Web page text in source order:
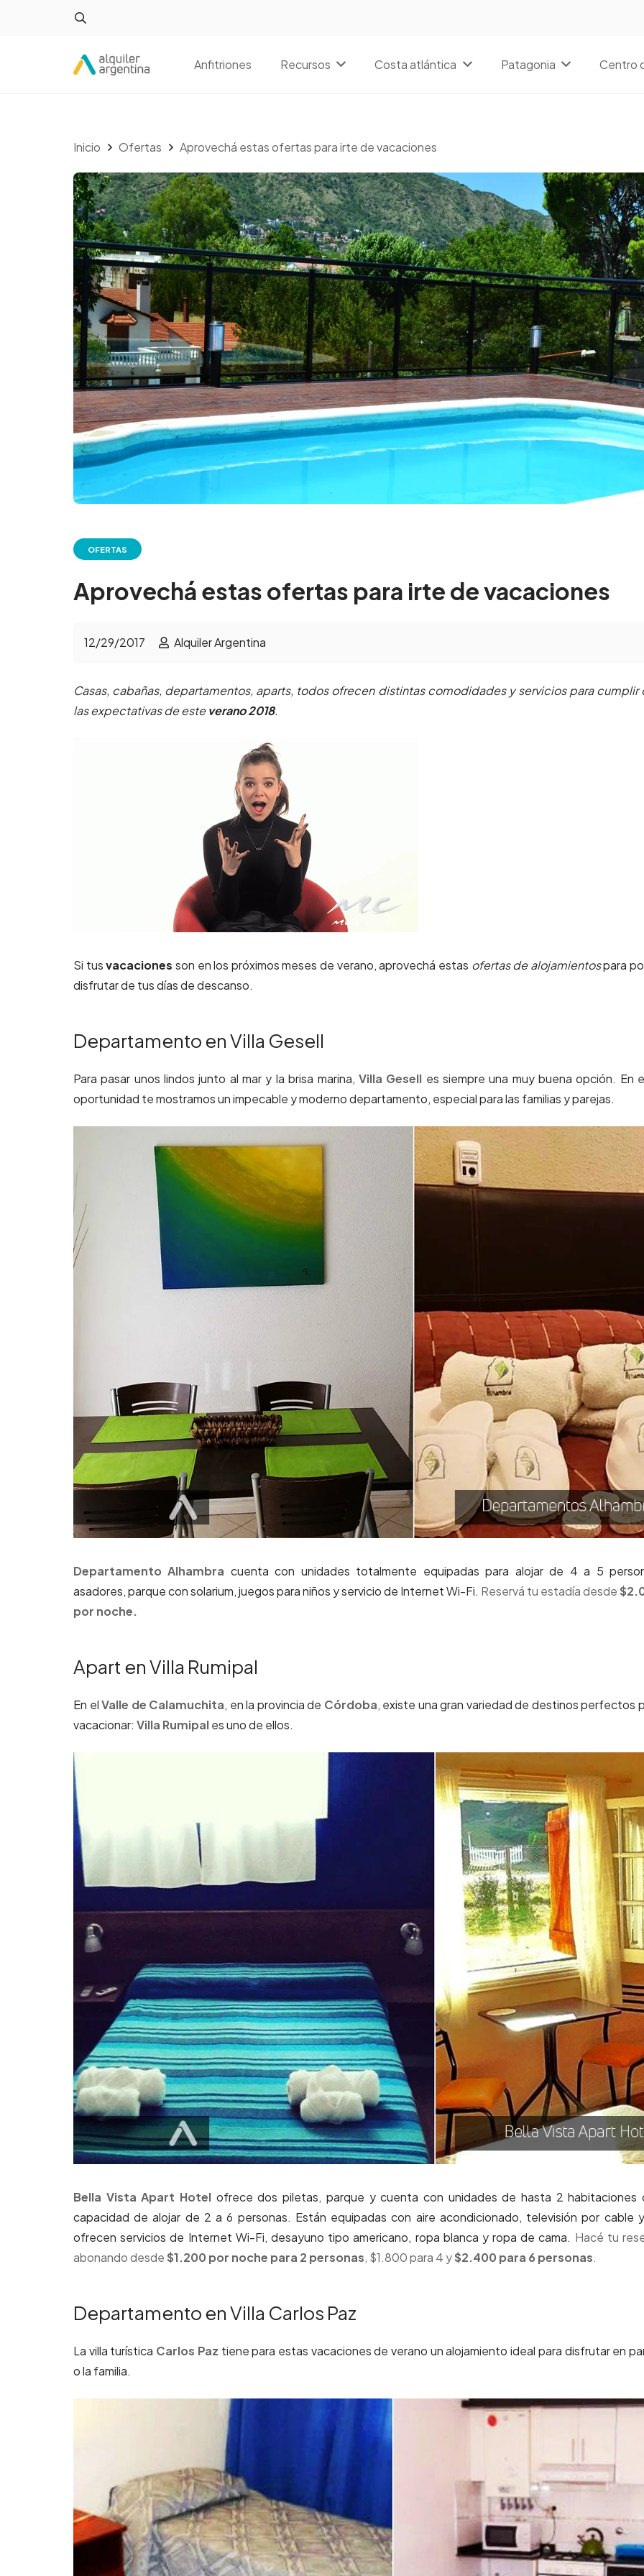
Anfitriones Recursos Costa atlántica Patagonia Centro
Inicio Ofertas Aprovechá estas ofertas para irte de vacaciones
OFERTAS
Aprovechá estas ofertas para irte de vacaciones
12/29/2017 Alquiler Argentina
Casas, cabañas, departamentos, aparts, todos ofrecen distintas comodidades y servicios para cumplir
las expectativas de esteverano 2018.
Si tusvacaciones son en los próximos meses de verano, aprovechá estas ofertas de alojamientospara
disfrutar de tus días de descanso.
Departamento en Villa Gesell
Para pasar unos lindos junto al mar y la brisa marina, Villa Gesell es siempre una muy buena opción. En
oportunidad te mostramos un impecable y moderno departamento, especial para las familias y parejas.
Departamento Alhambra cuenta con unidades totalmente equipadas para alojar de 4 a 5
asadores, parque con solarium, juegos para niños y servicio de Internet Wi-Fi. Reservá tu estadía desde
por noche.
Apart en Villa Rumipal
En elValle de Calamuchita, en la provincia de Córdoba, existe una gran variedad de destinos perfectos
vacacionar: Villa Rumipales uno de ellos.
Bella Vista Apart Hotel ofrece dos piletas, parque y cuenta con unidades de hasta 2 habitaciones
capacidad de alojar de 2 a 6 personas. Están equipadas con aire acondicionado, televisión por cable
ofrecen servicios de Internet Wi-Fi, desayuno tipo americano, ropa blanca y ropa de cama. Hacé tu
abonando desde $1.200 por noche para 2 personas, $1.800 para 4 y$2.400 para 6 personas.
Departamento en Villa Carlos Paz
La villa turística Carlos Paz tiene para estas vacaciones de verano un alojamiento ideal para disfrutar en
o la familia.